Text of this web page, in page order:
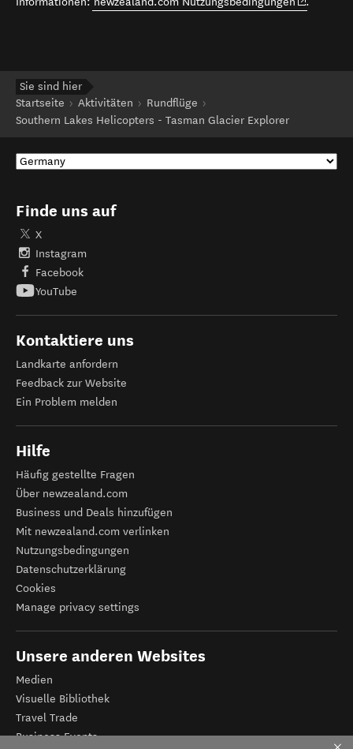
Sie sind hier
Startseite
Aktivitäten
Rundflüge
Southern Lakes Helicopters - Tasman Glacier Explorer
Finde uns auf
X
Instagram
Facebook
YouTube
Kontaktiere uns
Landkarte anfordern
Feedback zur Website
Ein Problem melden
Hilfe
Häufig gestellte Fragen
Über newzealand.com
Business und Deals hinzufügen
Mit newzealand.com verlinken
Nutzungsbedingungen
Datenschutzerklärung
Cookies
Manage privacy settings
Unsere anderen Websites
Medien
Visuelle Bibliothek
Travel Trade
Business Events